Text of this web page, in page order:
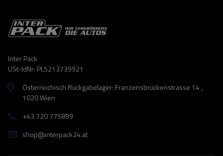
Inter Pack
USt-IdNr: PL5213739921
Österreichisch Rückgabelager: Franzensbrückenstrasse 14 ,
1020 Wien
+43 720 775899
shop@interpack24.at